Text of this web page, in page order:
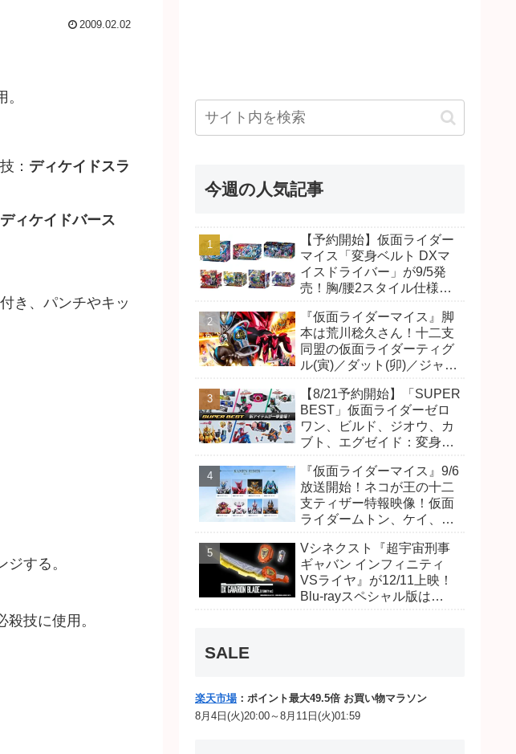
2009.02.02
： ディケイドスラ
ディケイドバース
き、パンチやキッ
する。
技に使用。
今週の人気記事
【予約開始】仮面ライダー
マイス「変身ベルト DXマ
イスドライバー」が9/5発
売！胸/腰2スタイル仕様！
ッシュ、ジャオ/バイト、ケ
イ/ショットボーンバックル
も！
『仮面ライダーマイス』脚
本は荒川稔久さん！十二支
同盟の仮面ライダーティグ
ル(寅)／ダット(卯)／ジャオ
尾達臣のキャストが発表！
トリガーのアキト金子隼也
さんも変身！
【8/21予約開始】「SUPER
BEST」仮面ライダーゼロ
ワン、ビルド、ジオウ、カ
ブト、エグゼイド：変身ベ
ー、DXネオディケイドライ
バー、DXホッパーゼクター
ほか12点！
『仮面ライダーマイス』9/6
放送開始！ネコが王の十二
支ティザー特報映像！仮面
ライダームトン、ケイ、ヴ
開！ライダーは子丑寅卯辰
巳午未申酉戌亥猫猫の14
人⁉
Vシネクスト『超宇宙刑事
ギャバン インフィニティ
VSライヤ』が12/11上映！
Blu-rayスペシャル版は
SALE
楽天市場 ：ポイント最大49.5倍 お買い物マラソン
8月4日(火)20:00～8月11日(火)01:59